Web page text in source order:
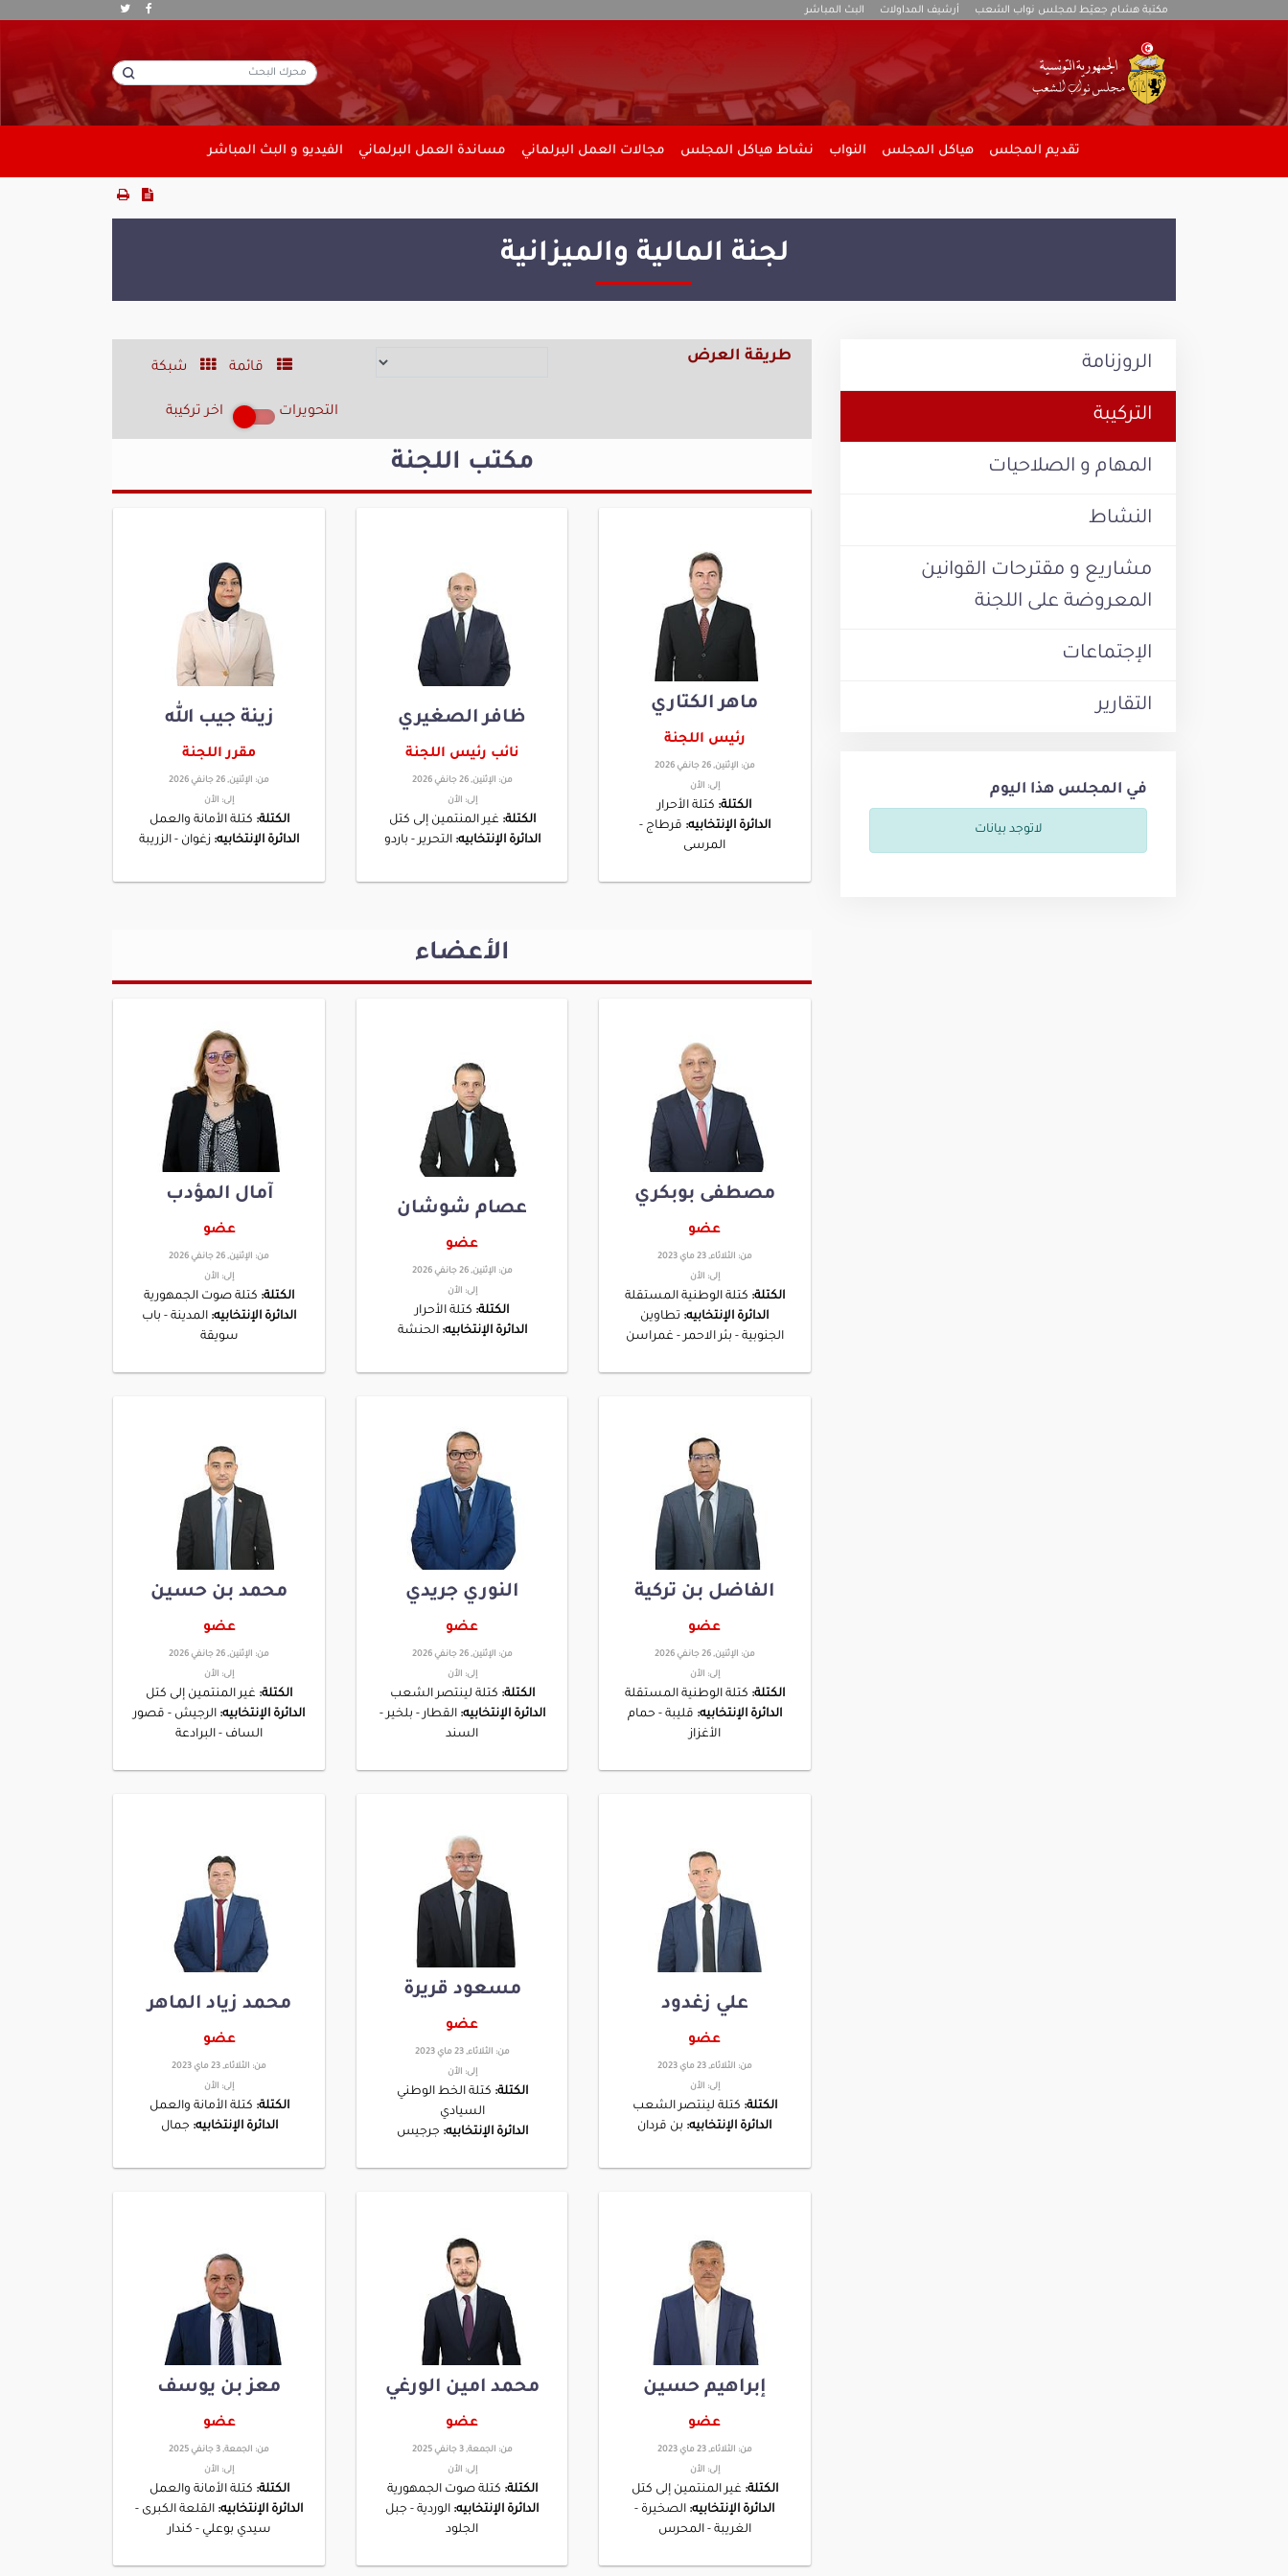
مكتبة هشام جعيّط لمجلس نواب الشعب أرشيف المداولات البث المباشر
تقديم المجلس هياكل المجلس النواب نشاط هياكل المجلس مجالات العمل البرلماني مساندة العمل البرلماني الفيديو و البث المباشر
لجنة المالية والميزانية
الروزنامة
التركيبة
المهام و الصلاحيات
النشاط
مشاريع و مقترحات القوانين
المعروضة على اللجنة
الإجتماعات
التقارير
في المجلس هذا اليوم
لاتوجد بيانات
طريقة العرض
قائمة شبكة
التحويرات اخر تركيبة
مكتب اللجنة
ماهر الكتاري
رئيس اللجنة
من: الإثنين, 26 جانفي 2026
إلى: الأن
الكتلة: كتلة الأحرار
الدائرة الإنتخابيه: قرطاج -
المرسى
ظافر الصغيري
نائب رئيس اللجنة
من: الإثنين, 26 جانفي 2026
إلى: الأن
الكتلة: غير المنتمين إلى كتل
الدائرة الإنتخابيه: التحرير - باردو
زينة جيب الله
مقرر اللجنة
من: الإثنين, 26 جانفي 2026
إلى: الأن
الكتلة: كتلة الأمانة والعمل
الدائرة الإنتخابيه: زغوان - الزريبة
الأعضاء
مصطفى بوبكري
عضو
من: الثلاثاء, 23 ماي 2023
إلى: الأن
الكتلة: كتلة الوطنية المستقلة
الدائرة الإنتخابيه: تطاوين
الجنوبية - بئر الاحمر - غمراسن
عصام شوشان
عضو
من: الإثنين, 26 جانفي 2026
إلى: الأن
الكتلة: كتلة الأحرار
الدائرة الإنتخابيه: الحنشة
آمال المؤدب
عضو
من: الإثنين, 26 جانفي 2026
إلى: الأن
الكتلة: كتلة صوت الجمهورية
الدائرة الإنتخابيه: المدينة - باب
سويقة
الفاضل بن تركية
عضو
من: الإثنين, 26 جانفي 2026
إلى: الأن
الكتلة: كتلة الوطنية المستقلة
الدائرة الإنتخابيه: قليبة - حمام
الأغزاز
النوري جريدي
عضو
من: الإثنين, 26 جانفي 2026
إلى: الأن
الكتلة: كتلة لينتصر الشعب
الدائرة الإنتخابيه: القطار - بلخير -
السند
محمد بن حسين
عضو
من: الإثنين, 26 جانفي 2026
إلى: الأن
الكتلة: غير المنتمين إلى كتل
الدائرة الإنتخابيه: الرجيش - قصور
الساف - البرادعة
علي زغدود
عضو
من: الثلاثاء, 23 ماي 2023
إلى: الأن
الكتلة: كتلة لينتصر الشعب
الدائرة الإنتخابيه: بن قردان
مسعود قريرة
عضو
من: الثلاثاء, 23 ماي 2023
إلى: الأن
الكتلة: كتلة الخط الوطني
السيادي
الدائرة الإنتخابيه: جرجيس
محمد زياد الماهر
عضو
من: الثلاثاء, 23 ماي 2023
إلى: الأن
الكتلة: كتلة الأمانة والعمل
الدائرة الإنتخابيه: جمال
إبراهيم حسين
عضو
من: الثلاثاء, 23 ماي 2023
إلى: الأن
الكتلة: غير المنتمين إلى كتل
الدائرة الإنتخابيه: الصخيرة -
الغريبة - المحرس
محمد امين الورغي
عضو
من: الجمعة, 3 جانفي 2025
إلى: الأن
الكتلة: كتلة صوت الجمهورية
الدائرة الإنتخابيه: الوردية - جبل
الجلود
معز بن يوسف
عضو
من: الجمعة, 3 جانفي 2025
إلى: الأن
الكتلة: كتلة الأمانة والعمل
الدائرة الإنتخابيه: القلعة الكبرى -
سيدي بوعلي - كندار